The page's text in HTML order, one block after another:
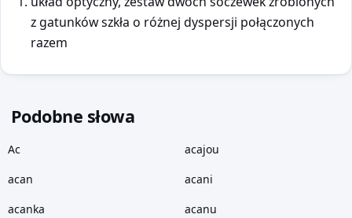
z gatunków szkła o różnej dyspersji połączonych
razem
Podobne słowa
Ac acajou
acan acani
acanka acanu